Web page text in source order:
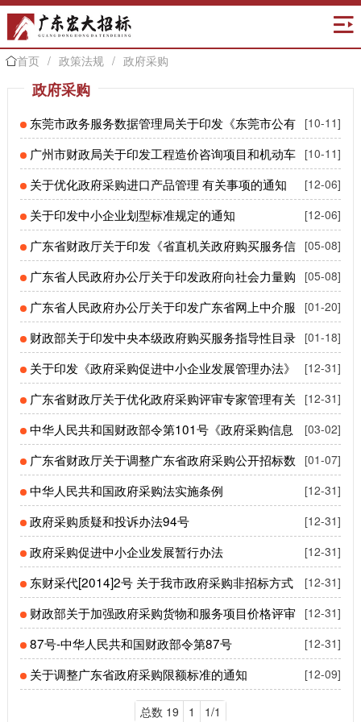

首页 / 政策法规 / 政府采购
政府采购
[10-11]
东莞市政务服务数据管理局关于印发《东莞市公有
资产交易管理暂行办法》的通知
[10-11]
广州市财政局关于印发工程造价咨询项目和机动车
维修项目政府采购需求范本的通知
[12-06]
关于优化政府采购进口产品管理 有关事项的通知
[12-06]
关于印发中小企业划型标准规定的通知
[05-08]
广东省财政厅关于印发《省直机关政府购买服务信
息公开管理暂行办法》的通知
[05-08]
广东省人民政府办公厅关于印发政府向社会力量购
买服务暂行办法的通知
[01-20]
广东省人民政府办公厅关于印发广东省网上中介服
务超市管理办法的通知
[01-18]
财政部关于印发中央本级政府购买服务指导性目录
的通知
[12-31]
关于印发《政府采购促进中小企业发展管理办法》
的通知
[12-31]
广东省财政厅关于优化政府采购评审专家管理有关
工作的通知
[03-02]
中华人民共和国财政部令第101号《政府采购信息
发布管理办法》
[01-07]
广东省财政厅关于调整广东省政府采购公开招标数
额标准的通知
[12-31]
中华人民共和国政府采购法实施条例
[12-31]
政府采购质疑和投诉办法94号
[12-31]
政府采购促进中小企业发展暂行办法
[12-31]
东财采代[2014]2号 关于我市政府采购非招标方式
有关业务操作的工作意见03.31
[12-31]
财政部关于加强政府采购货物和服务项目价格评审
管理的通知
[12-31]
87号-中华人民共和国财政部令第87号
[12-09]
关于调整广东省政府采购限额标准的通知
总数 19 1 1/1